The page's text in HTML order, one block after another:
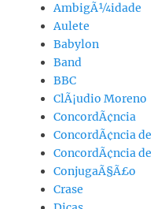
AmbigÃ¼idade
Aulete
Babylon
Band
BBC
ClÃ¡udio Moreno
ConcordÃ¢ncia
ConcordÃ¢ncia
ConcordÃ¢ncia
ConjugaÃ§Ã£o
Crase